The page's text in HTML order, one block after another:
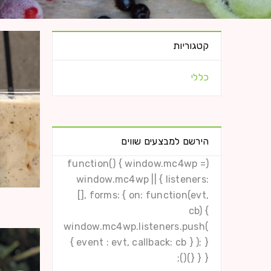
קטגוריות
כללי
הירשם למבצעים שווים